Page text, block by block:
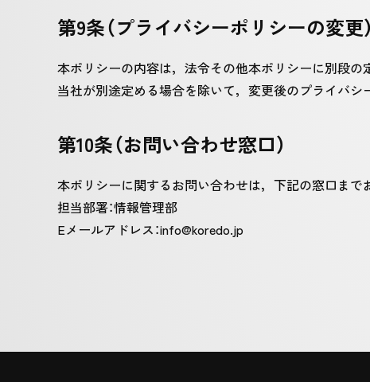
第9条（プライバシーポリシーの変更）
本ポリシーの内容は，法令その他本ポリシーに別段
当社が別途定める場合を除いて，変更後のプライバ
第10条（お問い合わせ窓口）
本ポリシーに関するお問い合わせは，下記の窓口まで
担当部署：情報管理部
Eメールアドレス：info@koredo.jp